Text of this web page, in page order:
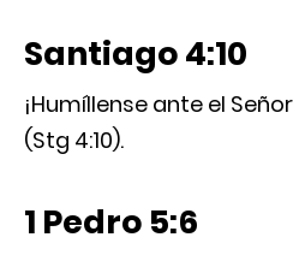
Santiago 4:10
¡Humíllense ante el
(Stg 4:10).
1 Pedro 5:6